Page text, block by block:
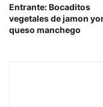
Entrante: Bocaditos
vegetales de jamon
queso manchego